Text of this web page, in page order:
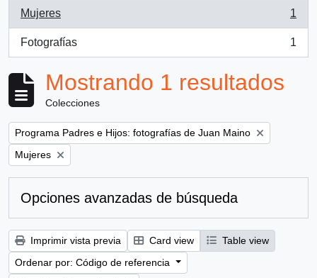
Mujeres
, 1 resultados
1
Fotografías
, 1 resultados
1
Mostrando 1 resultados
Colecciones
Remove filter:
Programa Padres e Hijos: fotografías de Juan Maino
Remove filter:
Mujeres
Opciones avanzadas de búsqueda
Imprimir vista previa Card view
Table view
Ordenar por: Código de referencia